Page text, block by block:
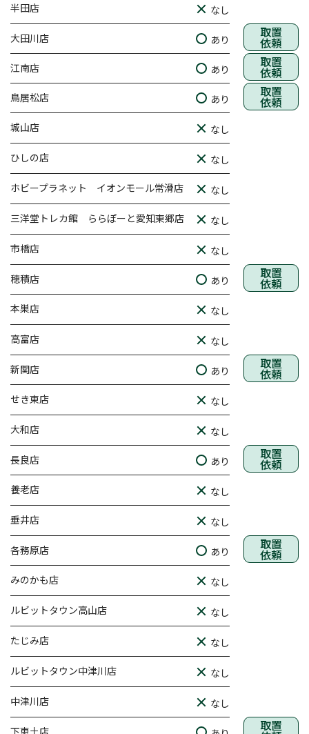
半田店 なし
大田川店 あり 取置
依頼
江南店 あり 取置
依頼
鳥居松店 あり 取置
依頼
城山店 なし
ひしの店 なし
ホビープラネット イオンモール常滑店 なし
三洋堂トレカ館 ららぽーと愛知東郷店 なし
市橋店 なし
穂積店 あり 取置
依頼
本巣店 なし
高富店 なし
新関店 あり 取置
依頼
せき東店 なし
大和店 なし
長良店 あり 取置
依頼
養老店 なし
垂井店 なし
各務原店 あり 取置
依頼
みのかも店 なし
ルビットタウン高山店 なし
たじみ店 なし
ルビットタウン中津川店 なし
中津川店 なし
取置